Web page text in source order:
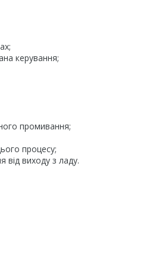
керування;
промивання;
процесу;
від виходу з ладу.